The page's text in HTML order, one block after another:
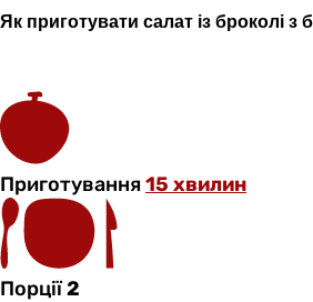
Як приготувати салат із броколі з
Приготування15 хвилин
Порції2